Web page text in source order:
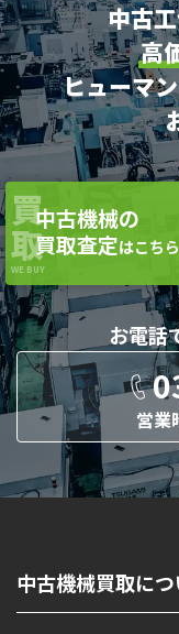
中古
高
ヒューマ
買
取
WE BUY
中古機械の
買取査定はこちら
お電話
営業
中古機械買取につ